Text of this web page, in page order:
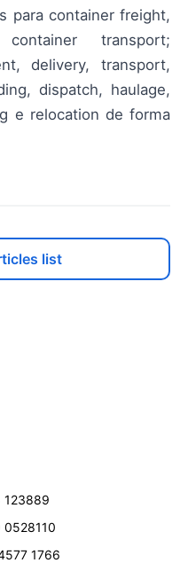
para container freight,
transport;
delivery, transport,
dispatch, haulage,
e relocation de forma
list
123889
0528110
1766